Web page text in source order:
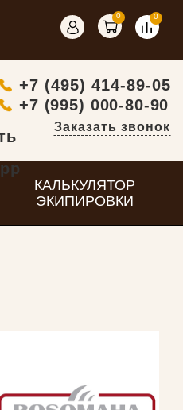
0 0
+7 (495) 414-89-05
+7 (995) 000-80-90
Заказать звонок
КАЛЬКУЛЯТОР
ЭКИПИРОВКИ